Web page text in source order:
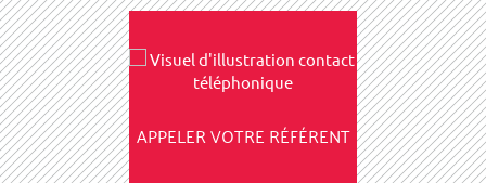
APPELER VOTRE RÉFÉRENT